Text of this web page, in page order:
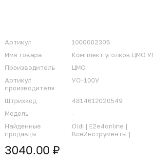
Артикул
1000002305
Имя товара
Комплект уголков ЦМО
Производитель
ЦМО
Артикул
производителя
УО-100У
Штрихкод
4814612020549
Модель
-
Найденные
продавцы
Oldi | E2e4online |
ВсеИнструменты |
3040.00 ₽